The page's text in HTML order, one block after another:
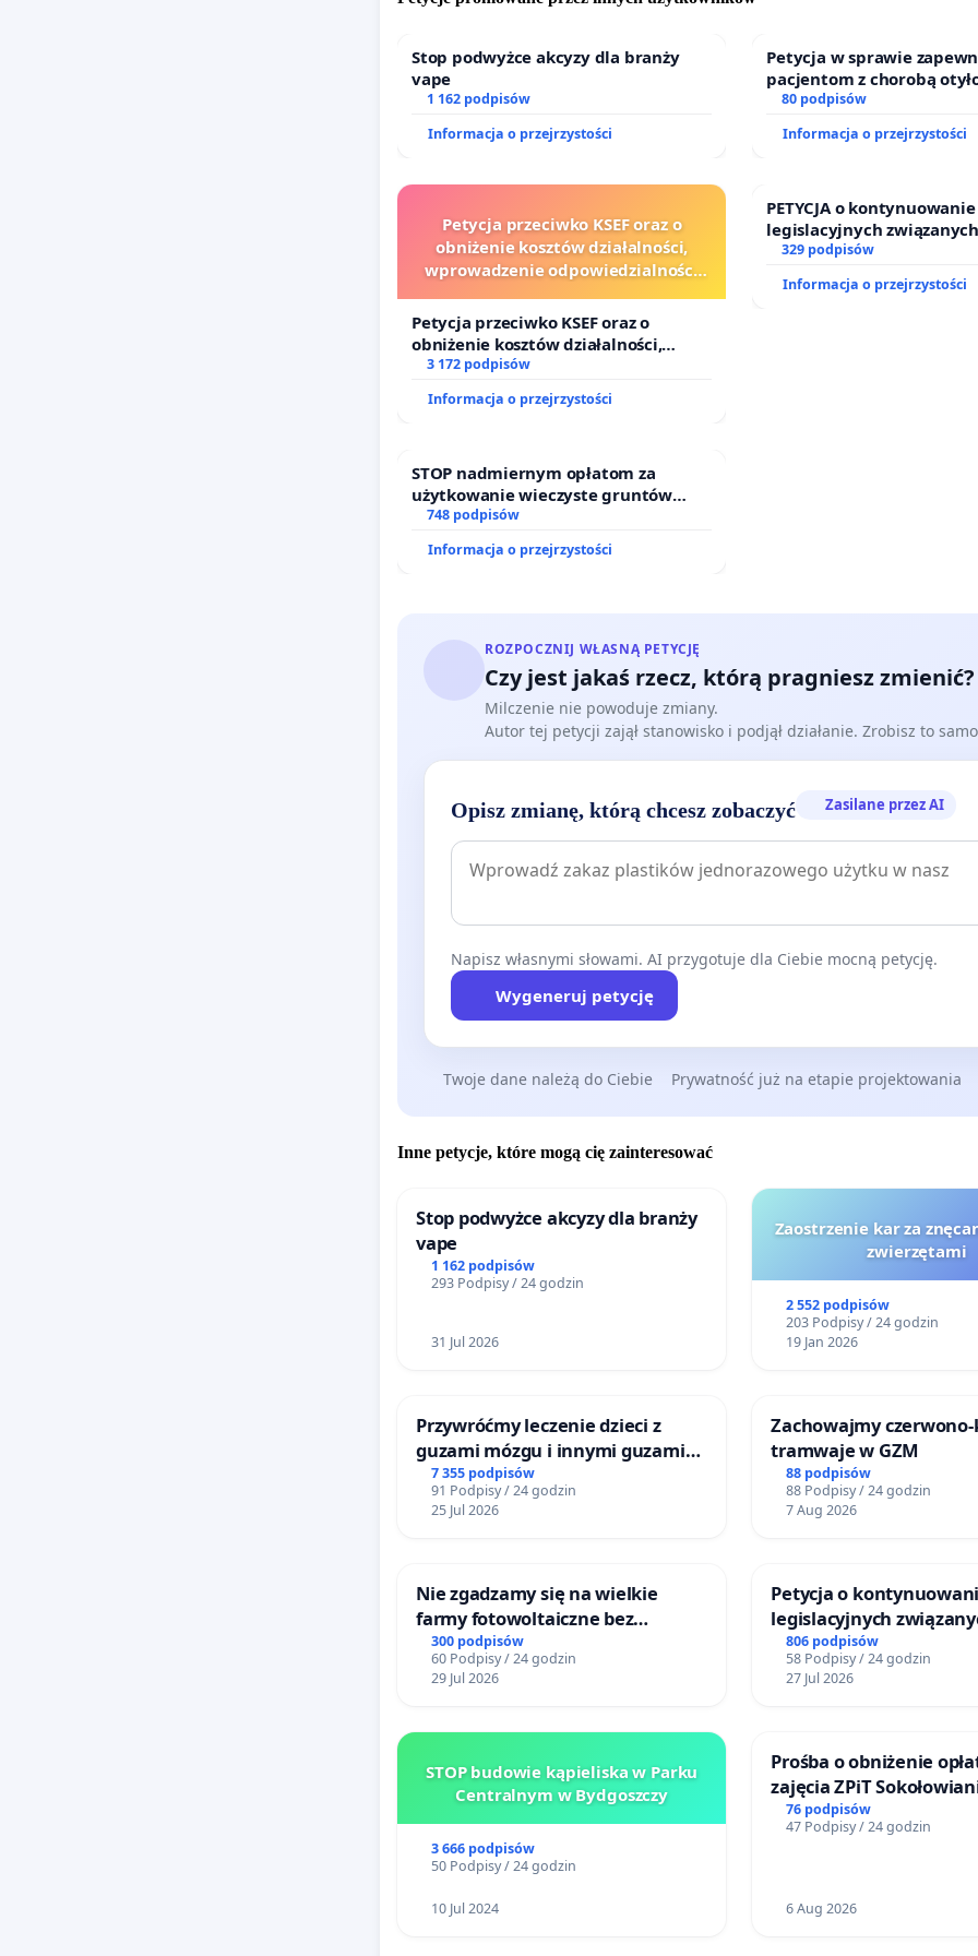
Stop podwyżce akcyzy dla branży
vape
1 162 podpisów
Informacja o przejrzystości
Petycja w sprawie
pacjentom z chorobą
dostępu do
80 podpisów
Informacja o przejrzystości
Petycja przeciwko KSEF oraz o
obniżenie kosztów działalności,
wprowadzenie odpowiedzialności
i sędziów
Petycja przeciwko KSEF oraz o
obniżenie kosztów działalności,
wprowadzenie odpowiedzialności
sędziów
3 172 podpisów
Informacja o przejrzystości
PETYCJA o
legislacyjnych
prawa rodzinnego
329 podpisów
Informacja o przejrzystości
STOP nadmiernym opłatom za
użytkowanie wieczyste gruntów
zajmowanych przez rodzinne ogrody
748 podpisów
Informacja o przejrzystości
ROZPOCZNIJ WŁASNĄ PETYCJĘ
Czy jest jakaś rzecz, którą pragniesz zmienić?
Milczenie nie powoduje zmiany.
Autor tej petycji zajął stanowisko i podjął działanie. Zrobisz to
Opisz zmianę, którą chcesz zobaczyć Zasilane przez AI
Napisz własnymi słowami. AI przygotuje dla Ciebie mocną petycję.
Wygeneruj petycję
Twoje dane należą do Ciebie Prywatność już na etapie projektowania
Inne petycje, które mogą cię zainteresować
Stop podwyżce akcyzy dla branży
vape
1 162 podpisów
293 Podpisy / 24 godzin
31 Jul 2026
Zaostrzenie kar za
zwierzętami
2 552 podpisów
203 Podpisy / 24 godzin
19 Jan 2026
Przywróćmy leczenie dzieci z
guzami mózgu i innymi guzami
litymi do Górnośląskiego
Centrum Zdrowia Dziecka w
Katowicach
7 355 podpisów
91 Podpisy / 24 godzin
25 Jul 2026
Zachowajmy
tramwaje w GZM
88 podpisów
88 Podpisy / 24 godzin
7 Aug 2026
Nie zgadzamy się na wielkie
farmy fotowoltaiczne bez
rzetelnych analiz i akceptacji
mieszkańców
300 podpisów
60 Podpisy / 24 godzin
29 Jul 2026
Petycja o
legislacyjnych
reformą prawa
806 podpisów
58 Podpisy / 24 godzin
27 Jul 2026
STOP budowie kąpieliska w Parku
Centralnym w Bydgoszczy
3 666 podpisów
50 Podpisy / 24 godzin
10 Jul 2024
Prośba o obniżenie
zajęcia ZPiT
Sokołowskim Ośrodku
76 podpisów
47 Podpisy / 24 godzin
6 Aug 2026